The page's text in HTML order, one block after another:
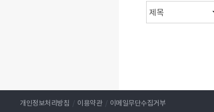
개인정보처리방침 / 이용약관 / 이메일무단수집거부